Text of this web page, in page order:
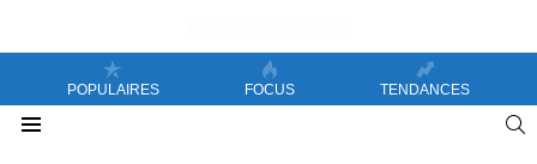
POPULAIRES FOCUS TENDANCES